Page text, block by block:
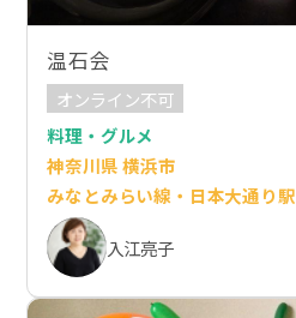
温石会
オンライン不可
料理・グルメ
神奈川県 横浜市
みなとみらい線・日本大通り駅
入江亮子